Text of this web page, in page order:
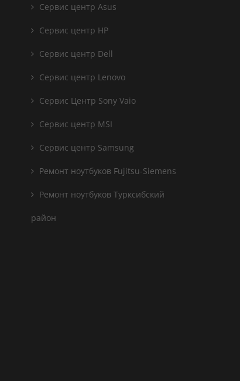
Сервис центр Asus
Сервис центр HP
Сервис центр Dell
Сервис центр Lenovo
Сервис Центр Sony Vaio
Сервис центр MSI
Сервис центр Samsung
Ремонт ноутбуков Fujitsu-Siemens
Ремонт ноутбуков Турксибский
район